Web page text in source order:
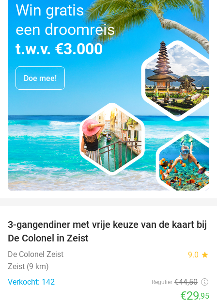
Win gratis
een droomreis
t.w.v. €3.000
Doe mee!
33%
3-gangendiner met vrije keuze van de kaart bij
De Colonel in Zeist
De Colonel Zeist 9.0 star
Zeist (9 km)
Verkocht: 142
Regulier €44,50
€29,95